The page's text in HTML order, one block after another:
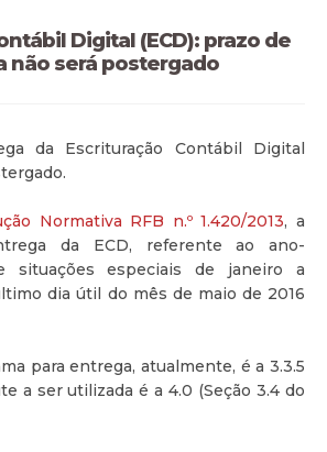
Digital (ECD): prazo de
não será postergado
da Escrituração Contábil Digital
Normativa RFB n.º 1.420/2013, a
da ECD, referente ao ano-
situações especiais de janeiro a
dia útil do mês de maio de 2016
para entrega, atualmente, é a 3.3.5
a ser utilizada é a 4.0 (Seção 3.4 do